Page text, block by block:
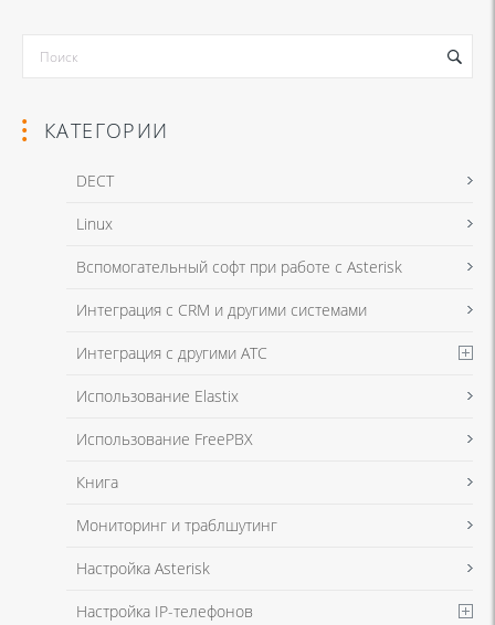
Я даю согласие на обработку моих персональных данных для связи
в соответствии сПолитикой в отношении обработки персональных
Я даю согласие на обработку моих персональных данных для связи
в соответствии с Политикой в отношении обработки персональных
КАТЕГОРИИ
DECT
Linux
Вспомогательный софт при работе с Asterisk
Интеграция с CRM и другими системами
Интеграция с другими АТС
Использование Elastix
Использование FreePBX
Книга
Мониторинг и траблшутинг
Настройка Asterisk
Настройка IP-телефонов